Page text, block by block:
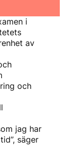
i
av
och
jag har
säger